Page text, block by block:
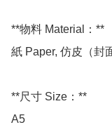
**物料 Material：**
紙 Paper, 仿皮（封
**尺寸 Size：**
A5